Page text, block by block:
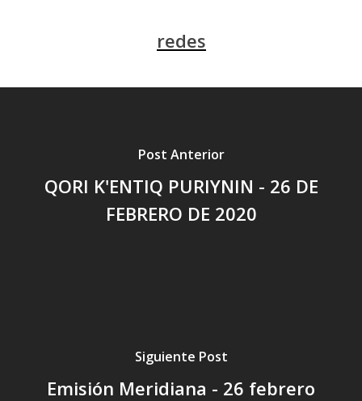
redes
Post Anterior
QORI K'ENTIQ PURIYNIN - 26 DE
FEBRERO DE 2020
Siguiente Post
Emisión Meridiana - 26 febrero